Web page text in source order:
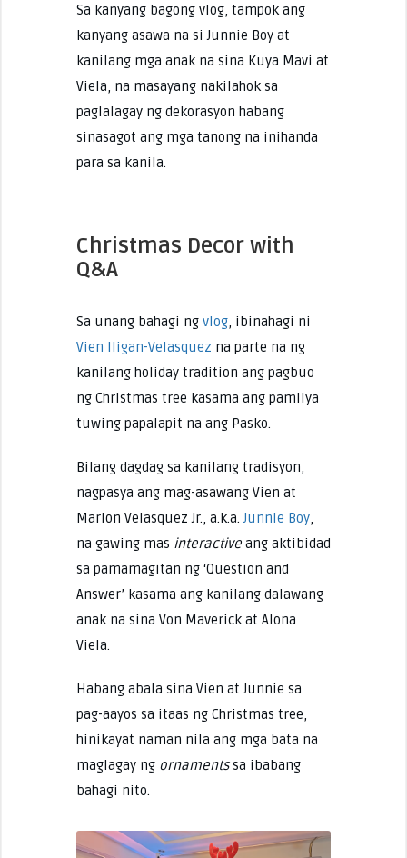
Sa kanyang bagong vlog, tampok ang
kanyang asawa na si Junnie Boy at
kanilang mga anak na sina Kuya Mavi at
Viela, na masayang nakilahok sa
paglalagay ng dekorasyon habang
sinasagot ang mga tanong na inihanda
para sa kanila.
Christmas Decor with
Q&A
Sa unang bahagi ng vlog, ibinahagi ni
Vien Iligan-Velasquez na parte na ng
kanilang holiday tradition ang pagbuo
ng Christmas tree kasama ang pamilya
tuwing papalapit na ang Pasko.
Bilang dagdag sa kanilang tradisyon,
nagpasya ang mag-asawang Vien at
Marlon Velasquez Jr., a.k.a.Junnie Boy,
na gawing mas interactive ang aktibidad
sa pamamagitan ng ‘Question and
Answer’ kasama ang kanilang dalawang
anak na sina Von Maverick at Alona
Viela.
Habang abala sina Vien at Junnie sa
pag-aayos sa itaas ng Christmas tree,
hinikayat naman nila ang mga bata na
maglagay ng ornamentssa ibabang
bahagi nito.